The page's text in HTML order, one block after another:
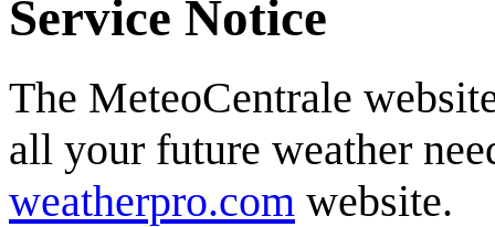
Service Notice
The MeteoCentrale
all your future weather
weatherpro.com website.